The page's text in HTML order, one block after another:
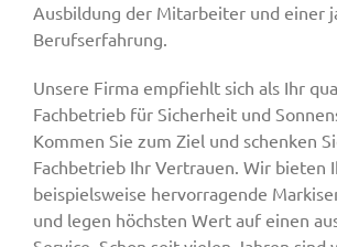
Ausbildung der Mitarbeiter und einer
Berufserfahrung.
Unsere Firma empfiehlt sich als Ihr
Fachbetrieb für Sicherheit und
Kommen Sie zum Ziel und schenken
Fachbetrieb Ihr Vertrauen. Wir bieten
beispielsweise hervorragende
und legen höchsten Wert auf einen